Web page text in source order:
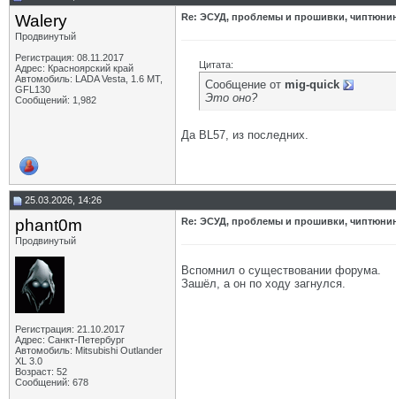
Walery
Продвинутый
Регистрация: 08.11.2017
Адрес: Красноярский край
Автомобиль: LADA Vesta, 1.6 МТ,
GFL130
Сообщений: 1,982
Re: ЭСУД, проблемы и прошивки,
Цитата:
Сообщение от mig-quick
Это оно?
Да BL57, из последних.
25.03.2026, 14:26
phant0m
Продвинутый
Регистрация: 21.10.2017
Адрес: Санкт-Петербург
Автомобиль: Mitsubishi Outlander
XL 3.0
Возраст: 52
Сообщений: 678
Re: ЭСУД, проблемы и прошивки,
Вспомнил о существовании форума.
Зашёл, а он по ходу загнулся.